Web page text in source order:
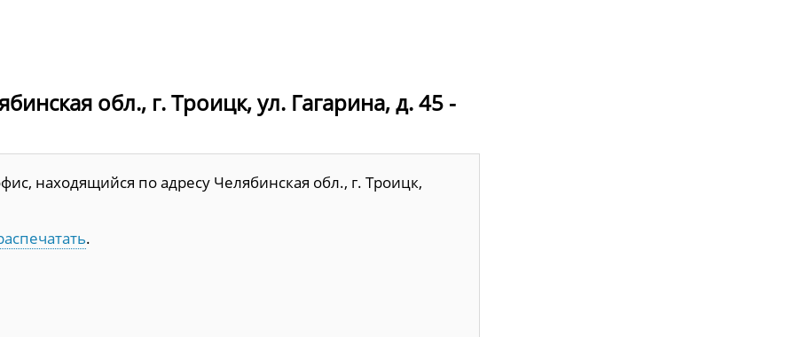
обл., г. Троицк, ул. Гагарина, д. 45 -
находящийся по адресу Челябинская обл., г. Троицк,
.